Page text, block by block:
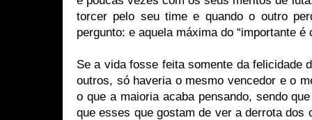
torcer pelo seu time e quando o outro
pergunto: e aquela máxima do “importante é
Se a vida fosse feita somente da felicidade
outros, só haveria o mesmo vencedor e o
o que a maioria acaba pensando, sendo
que esses que gostam de ver a derrota dos